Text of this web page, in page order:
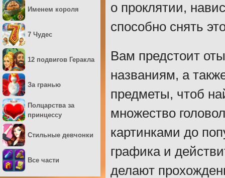
о проклятии,
способно снять
Вам предстоит
названиям, а
предметы, чтоб
множество
картинками до
графика и
делают
Именем короля
7 Чудес
12 подвигов Геракла
За гранью
Полцарства за
принцессу
Стильные девчонки
Все части